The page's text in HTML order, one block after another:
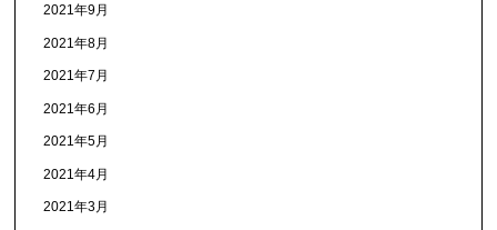
2021年9月
2021年8月
2021年7月
2021年6月
2021年5月
2021年4月
2021年3月